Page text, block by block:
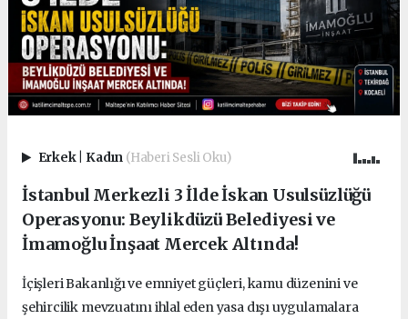
Erkek Kadın (Haberi Sesli Oku)
İstanbul Merkezli 3 İlde İskan Usulsüzlüğü
Operasyonu: Beylikdüzü Belediyesi ve
İmamoğlu İnşaat Mercek Altında!
İçişleri Bakanlığı ve emniyet güçleri, kamu düzenini ve
şehircilik mevzuatını ihlal eden yasa dışı uygulamalara